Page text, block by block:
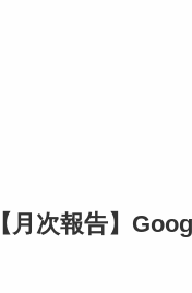
【月次報告】